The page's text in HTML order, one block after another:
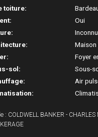
toiture:
Oui
Inconnu
Maison
Foyer
sol:
Sous-
Air
: COLDWELL BANKER - CHARLES